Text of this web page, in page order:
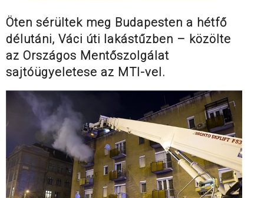
Öten sérültek meg Budapesten a hétfő
délutáni, Váci úti lakástűzben – közölte
az Országos Mentőszolgálat
sajtóügyeletese az MTI-vel.